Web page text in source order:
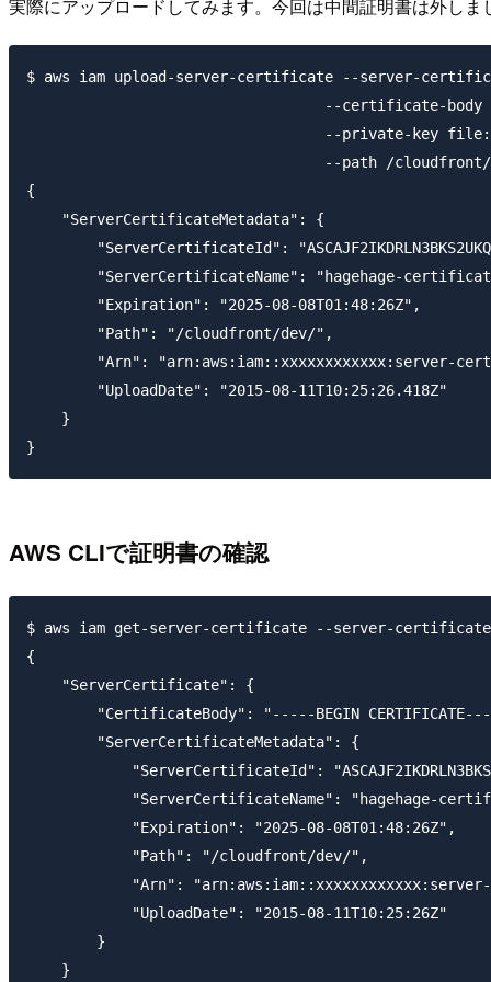
実際にアップロードしてみます。今回は中間証明書は外しま
$ aws iam upload-server-certificate --server-
--certificate-body
--private-key
--path /
{
    "ServerCertificateMetadata": {
"ServerCertificateId":
"ServerCertificateName": "hagehage-
        "Expiration": "2025-08-08T01:48:26Z",
        "Path": "/cloudfront/dev/",
"Arn": "arn:aws:iam::xxxxxxxxxxxx:server-
        "UploadDate": "2015-08-11T10:25:26.418Z"
    }
AWS CLIで証明書の確認
$ aws iam get-server-certificate --server-certificate-
{
    "ServerCertificate": {
"CertificateBody": "-----BEGIN
        "ServerCertificateMetadata": {
"ServerCertificateId":
"ServerCertificateName": "hagehage-
            "Expiration": "2025-08-08T01:48:26Z",
            "Path": "/cloudfront/dev/",
"Arn":
            "UploadDate": "2015-08-11T10:25:26Z"
        }
    }